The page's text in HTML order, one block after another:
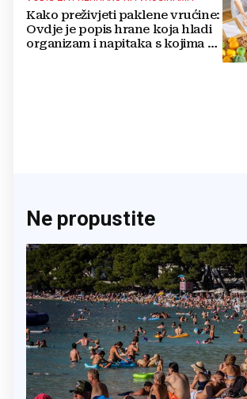
Kako preživjeti paklene vrućine:
Ovdje je popis hrane koja hladi
organizam i napitaka s kojima si
Ne propustite